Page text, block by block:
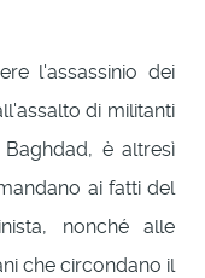
l'assassinio dei
di militanti
è altresì
ai fatti del
nonché alle
che circondano il